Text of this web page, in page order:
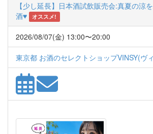
【少し延長】日本酒試飲販売会:真夏の涼
酒♥
オススメ!
2026/08/07(金) 13:00〜20:00
東京都 お酒のセレクトショップVINSY(ヴ